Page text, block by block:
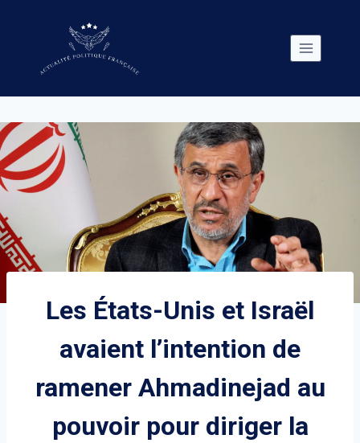
Les États-Unis et Israël
avaient l’intention de
ramener Ahmadinejad au
pouvoir pour diriger la